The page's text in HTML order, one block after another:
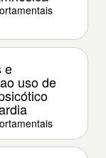
e
uso de